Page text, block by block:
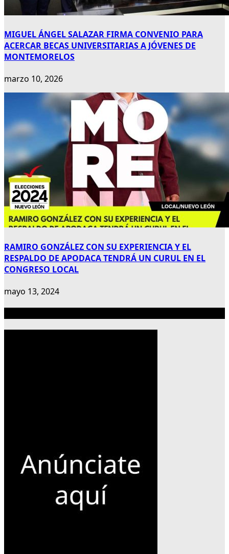
MIGUEL ÁNGEL SALAZAR FIRMA CONVENIO PARA
ACERCAR BECAS UNIVERSITARIAS A JÓVENES DE
MONTEMORELOS
marzo 10, 2026
RAMIRO GONZÁLEZ CON SU EXPERIENCIA Y EL
RESPALDO DE APODACA TENDRÁ UN CURUL EN EL
CONGRESO LOCAL
mayo 13, 2024